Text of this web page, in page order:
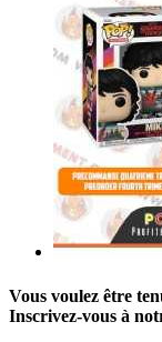
Vous voulez être
Inscrivez-vous à